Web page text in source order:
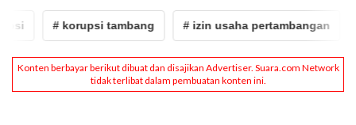
# korupsi tambang # izin usaha pertambangan